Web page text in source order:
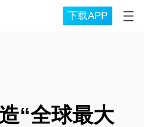
下载APP
“全球最大